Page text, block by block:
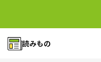
読みもの